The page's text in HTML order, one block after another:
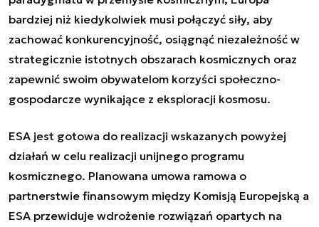
bardziej niż kiedykolwiek musi połączyć siły, aby
zachować konkurencyjność, osiągnąć niezależność w
strategicznie istotnych obszarach kosmicznych oraz
zapewnić swoim obywatelom korzyści społeczno-
gospodarcze wynikające z eksploracji kosmosu.
ESA jest gotowa do realizacji wskazanych powyżej
działań w celu realizacji unijnego programu
kosmicznego. Planowana umowa ramowa o
partnerstwie finansowym między Komisją Europejską a
ESA przewiduje wdrożenie rozwiązań opartych na